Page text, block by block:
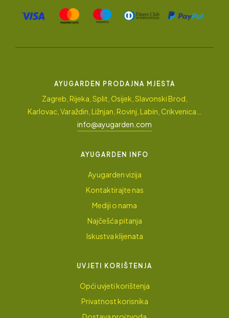
AYUGARDEN PRODAJNA MJESTA
Zagreb, Rijeka, Split, Osijek, Slavonski Brod,
Karlovac, Varaždin, Ližnjan, Rovinj, Labin, Crikvenica…
info@ayugarden.com
AYUGARDEN INFO
Ayugarden vizija
Kontaktirajte nas
Mediji o nama
Najčešća pitanja
Iskustva klijenata
UVJETI KORIŠTENJA
Opći uvjeti korištenja
Privatnost korisnika